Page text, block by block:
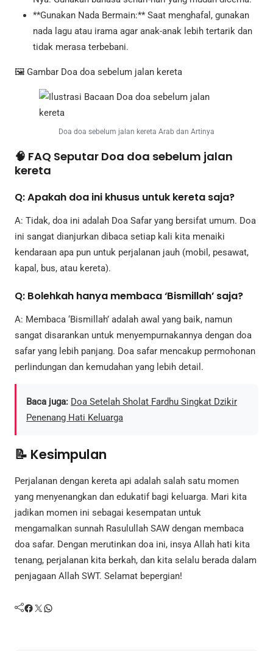
**Gunakan Nada Bermain:** Saat menghafal, gunakan
nada lagu atau irama agar anak-anak lebih tertarik dan
tidak merasa terbebani.
🖼️ Gambar Doa doa sebelum jalan kereta
Doa doa sebelum jalan kereta Arab dan Artinya
🧠 FAQ Seputar Doa doa sebelum jalan
kereta
Q: Apakah doa ini khusus untuk kereta saja?
A: Tidak, doa ini adalah Doa Safar yang bersifat umum. Doa
ini sangat dianjurkan dibaca setiap kali kita menaiki
kendaraan apa pun untuk perjalanan jauh (mobil, pesawat,
kapal, bus, atau kereta).
Q: Bolehkah hanya membaca ‘Bismillah’ saja?
A: Membaca ‘Bismillah’ adalah awal yang baik, namun
sangat disarankan untuk menyempurnakannya dengan doa
safar yang lebih panjang. Doa safar mencakup permohonan
perlindungan dan kemudahan yang lebih detail.
Baca juga: Doa Setelah Sholat Fardhu Singkat Dzikir
Penenang Hati Keluarga
📝 Kesimpulan
Perjalanan dengan kereta api adalah salah satu momen
yang menyenangkan dan edukatif bagi keluarga. Mari kita
jadikan momen ini sebagai kesempatan untuk
mengamalkan sunnah Rasulullah SAW dengan membaca
doa safar. Dengan merutinkan doa ini, insya Allah hati kita
tenang, perjalanan kita berkah, dan kita selalu berada dalam
penjagaan Allah SWT. Selamat bepergian!
Facebook Twitter WhatsApp